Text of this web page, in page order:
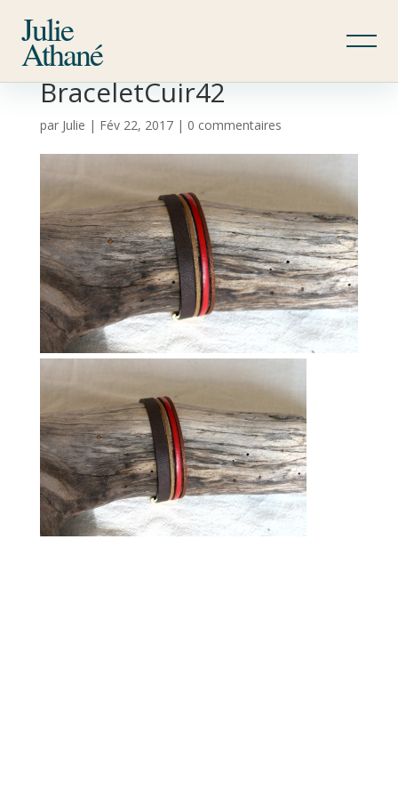
Julie
Athané
BraceletCuir42
par Julie | Fév 22, 2017| 0 commentaires